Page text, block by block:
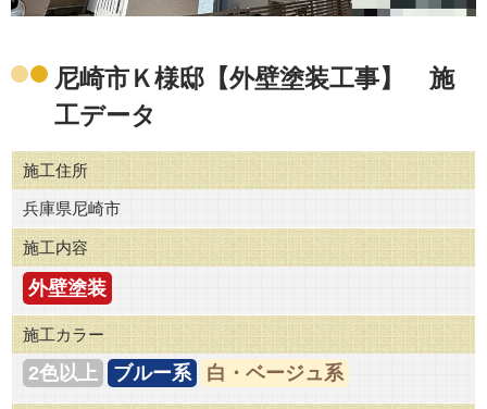
尼崎市Ｋ様邸【外壁塗装工事】 施
工データ
施工住所
兵庫県尼崎市
施工内容
外壁塗装
施工カラー
2色以上 ブルー系 白・ベージュ系